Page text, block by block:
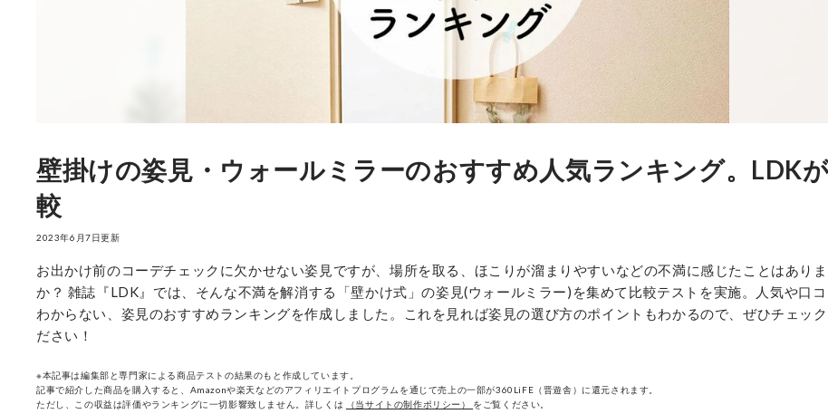
壁掛けの姿見・ウォールミラーのおすすめ人気ランキング。LDK
較
2023年6月7日更新
お出かけ前のコーデチェックに欠かせない姿見ですが、場所を取る、ほこりが溜まりやすいなどの不満に感じたことはあり
か？ 雑誌『LDK』では、そんな不満を解消する「壁かけ式」の姿見(ウォールミラー)を集めて比較テストを実施。人気や口
わからない、姿見のおすすめランキングを作成しました。これを見れば姿見の選び方のポイントもわかるので、ぜひチェック
ださい！
※本記事は編集部と専門家による商品テストの結果のもと作成しています。
記事で紹介した商品を購入すると、Amazonや楽天などのアフィリエイトプログラムを通じて売上の一部が360LiFE（晋遊舎）に還元されます。
ただし、この収益は評価やランキングに一切影響致しません。詳しくは
（当サイトの制作ポリシー） をご覧ください。